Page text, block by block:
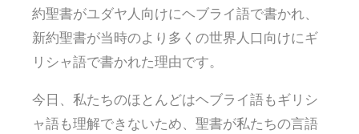
約聖書がユダヤ人向けにヘブライ語で書かれ、
新約聖書が当時のより多くの世界人口向けにギ
リシャ語で書かれた理由です。
今日、私たちのほとんどはヘブライ語もギリシ
ャ語も理解できないため、聖書が私たちの言語